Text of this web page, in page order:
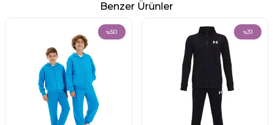
Benzer Ürünler
%50 %31